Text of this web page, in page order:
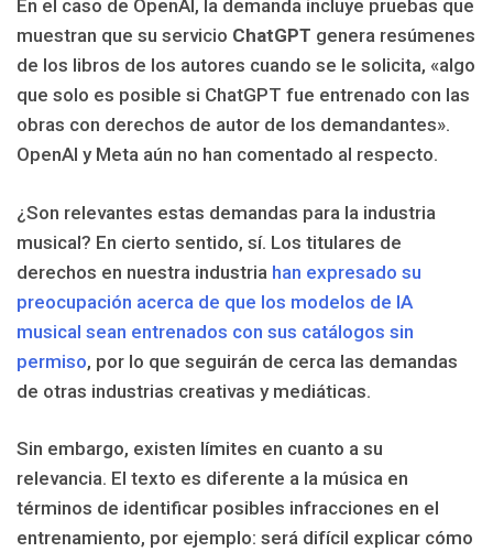
En el caso de OpenAI, la demanda incluye pruebas que
muestran que su servicio ChatGPT genera resúmenes
de los libros de los autores cuando se le solicita, «algo
que solo es posible si ChatGPT fue entrenado con las
obras con derechos de autor de los demandantes».
OpenAI y Meta aún no han comentado al respecto.
¿Son relevantes estas demandas para la industria
musical? En cierto sentido, sí. Los titulares de
derechos en nuestra industria han expresado su
preocupación acerca de que los modelos de IA
musical sean entrenados con sus catálogos sin
permiso, por lo que seguirán de cerca las demandas
de otras industrias creativas y mediáticas.
Sin embargo, existen límites en cuanto a su
relevancia. El texto es diferente a la música en
términos de identificar posibles infracciones en el
entrenamiento, por ejemplo: será difícil explicar cómo